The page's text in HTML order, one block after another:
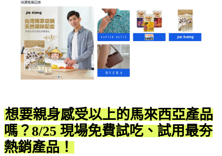
想要親身感受以上的馬來西亞產品
嗎？8/25 現場免費試吃、試用最夯
熱銷產品！